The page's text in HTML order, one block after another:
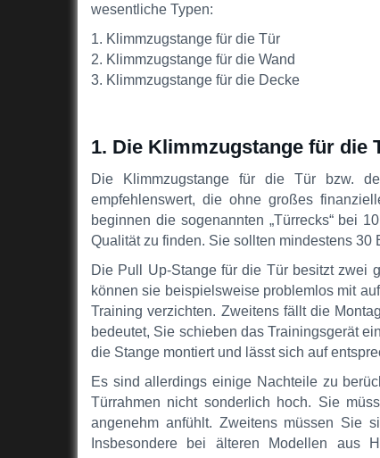
wesentliche Typen:
1. Klimmzugstange für die Tür
2. Klimmzugstange für die Wand
3. Klimmzugstange für die Decke
1. Die Klimmzugstange für die
Die Klimmzugstange für die Tür bzw.
empfehlenswert, die ohne großes
beginnen die sogenannten „Türrecks“ bei
Qualität zu finden. Sie sollten mindestens 30
Die Pull Up-Stange für die Tür besitzt zwei
können sie beispielsweise problemlos mit
Training verzichten. Zweitens fällt die
bedeutet, Sie schieben das Trainingsgerät
die Stange montiert und lässt sich auf
Es sind allerdings einige Nachteile zu
Türrahmen nicht sonderlich hoch. Sie
angenehm anfühlt. Zweitens müssen Sie
Insbesondere bei älteren Modellen aus